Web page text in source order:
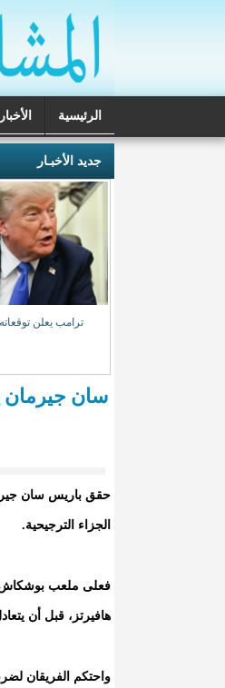
الرئيسية الأخبار
تحقيقات
جديد الأخبـار
ترامب يعلن
سان جيرمان
حقق باريس سان
الجزاء الترجيحية.
هافيرتز، قبل أن